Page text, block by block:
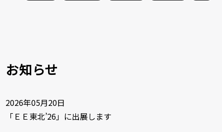
お知らせ
2026年05月20日
「ＥＥ東北’26」に出展します